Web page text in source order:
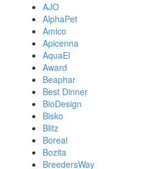
AJO
AlphaPet
Amico
Apicenna
AquaEl
Award
Beaphar
Best Dinner
BioDesign
Bisko
Blitz
Boreal
Bozita
BreedersWay